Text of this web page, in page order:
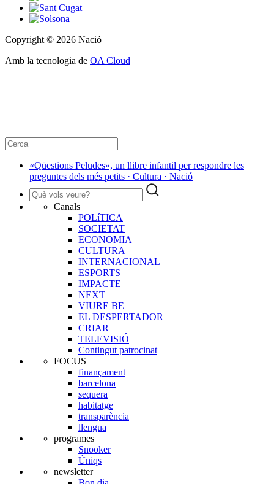
Copyright © 2026 Nació
Amb la tecnologia de OA Cloud
«Qüestions Peludes», un llibre infantil per respondre les
preguntes dels més petits · Cultura · Nació
Canals
POLíTICA
SOCIETAT
ECONOMIA
CULTURA
INTERNACIONAL
ESPORTS
IMPACTE
NEXT
VIURE BE
EL DESPERTADOR
CRIAR
TELEVISIÓ
Contingut patrocinat
FOCUS
finançament
barcelona
sequera
habitatge
transparència
llengua
programes
Snooker
Úniqs
newsletter